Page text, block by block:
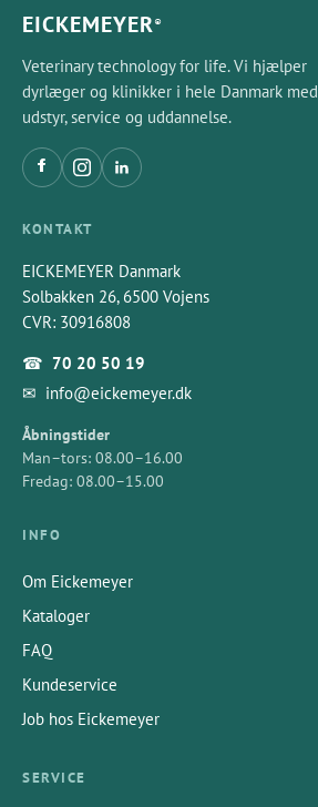
EICKEMEYER®
Veterinary technology for life. Vi hjælper
dyrlæger og klinikker i hele Danmark med
udstyr, service og uddannelse.
KONTAKT
EICKEMEYER Danmark
Solbakken 26, 6500 Vojens
CVR: 30916808
☎ 70 20 50 19
✉ info@eickemeyer.dk
Åbningstider
Man–tors: 08.00–16.00
Fredag: 08.00–15.00
INFO
Om Eickemeyer
Kataloger
FAQ
Kundeservice
Job hos Eickemeyer
SERVICE